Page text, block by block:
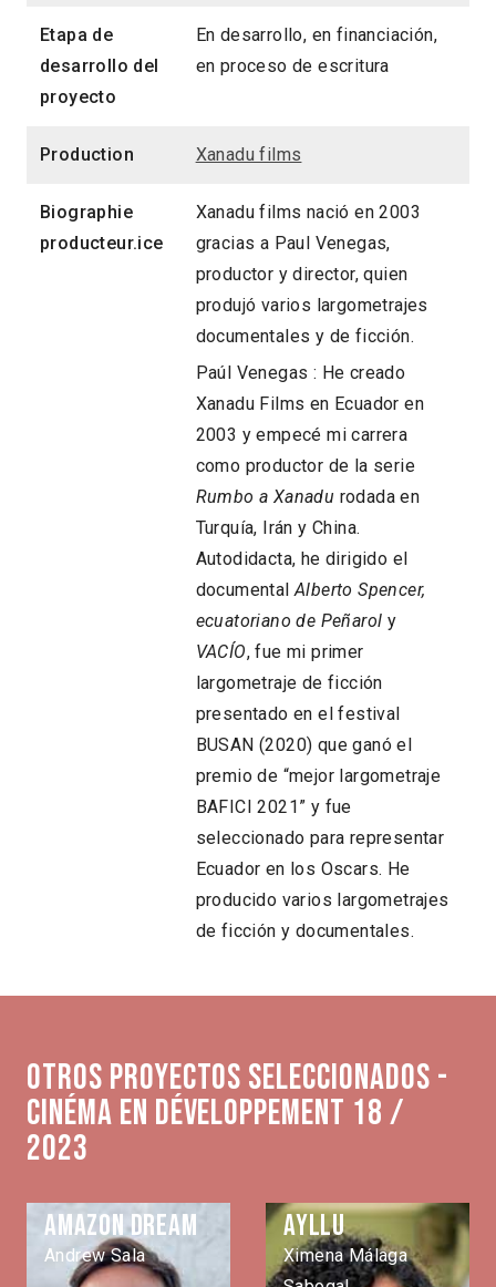
Etapa de
desarrollo del
proyecto
En desarrollo, en financiación,
en proceso de escritura
Production Xanadu films
Biographie
producteur.ice
Xanadu films nació en 2003
gracias a Paul Venegas,
productor y director, quien
produjó varios largometrajes
documentales y de ficción.
Paúl Venegas : He creado
Xanadu Films en Ecuador en
2003 y empecé mi carrera
como productor de la serie
Rumbo a Xanadu rodada en
Turquía, Irán y China.
Autodidacta, he dirigido el
documentalAlberto Spencer,
ecuatoriano de Peñarol y
VACÍO, fue mi primer
largometraje de ficción
presentado en el festival
BUSAN (2020) que ganó el
premio de “mejor largometraje
BAFICI 2021” y fue
seleccionado para representar
Ecuador en los Oscars. He
producido varios largometrajes
de ficción y documentales.
Otros proyectos seleccionados -
Cinéma en développement 18 /
2023
Amazon Dream
Andrew Sala
Ayllu
Ximena Málaga